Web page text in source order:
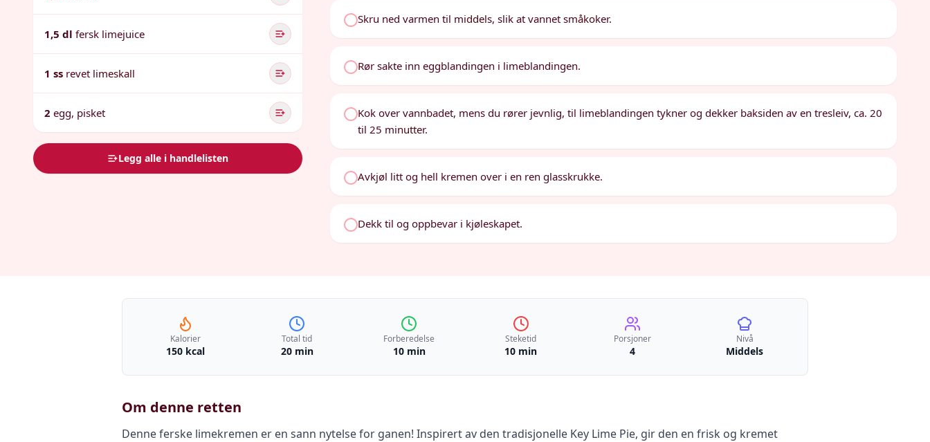
1,5 dl fersk limejuice
1 ss revet limeskall
2 egg, pisket
Legg alle i handlelisten
Skru ned varmen til middels, slik at vannet småkoker.
Rør sakte inn eggblandingen i limeblandingen.
Kok over vannbadet, mens du rører jevnlig, til limeblandingen tykner og dekker baksiden av en tresleiv, ca. 20
til 25 minutter.
Avkjøl litt og hell kremen over i en ren glasskrukke.
Dekk til og oppbevar i kjøleskapet.
Kalorier
150 kcal
Total tid
20 min
Forberedelse
10 min
Steketid
10 min
Porsjoner
4
Nivå
Middels
Om denne retten
Denne ferske limekremen er en sann nytelse for ganen! Inspirert av den tradisjonelle Key Lime Pie, gir den en frisk og kremet